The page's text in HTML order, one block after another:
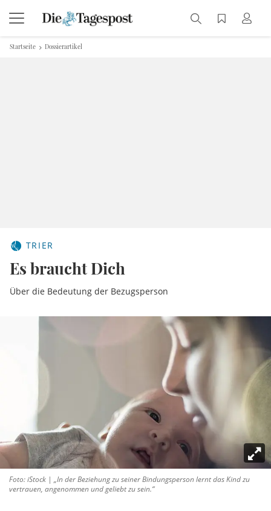
Startseite Dossierartikel
TRIER
Es braucht Dich
Über die Bedeutung der Bezugsperson
Foto: iStock | „In der Beziehung zu seiner Bindungsperson lernt das Kind zu
vertrauen, angenommen und geliebt zu sein.“